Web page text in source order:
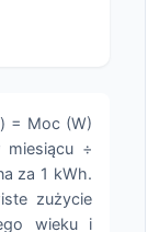
= Moc (W)
÷
za 1 kWh.
zużycie
wieku i